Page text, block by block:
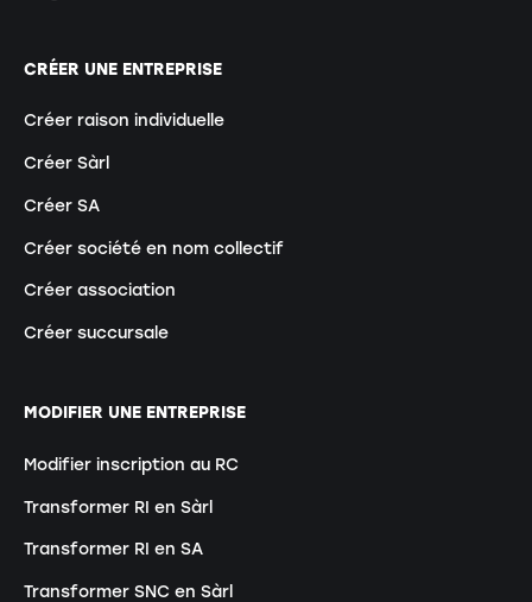
CRÉER UNE ENTREPRISE
Créer raison individuelle
Créer Sàrl
Créer SA
Créer société en nom collectif
Créer association
Créer succursale
MODIFIER UNE ENTREPRISE
Modifier inscription au RC
Transformer RI en Sàrl
Transformer RI en SA
Transformer SNC en Sàrl